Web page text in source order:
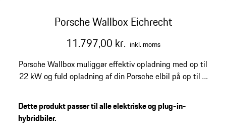
Porsche Wallbox Eichrecht
11.797,00 kr. inkl. moms
Porsche Wallbox muliggør effektiv opladning med op til
22 kW og fuld opladning af din Porsche elbil på op til 5
altid holde øje med opladningsprocesserne.
Dette produkt passer til alle elektriske og plug-in-
hybridbiler.